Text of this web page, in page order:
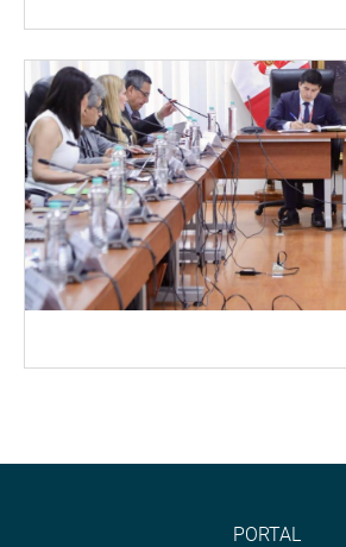
PORTAL